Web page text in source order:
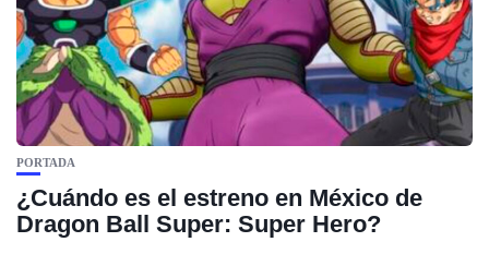
PORTADA
¿Cuándo es el estreno en México de
Dragon Ball Super: Super Hero?